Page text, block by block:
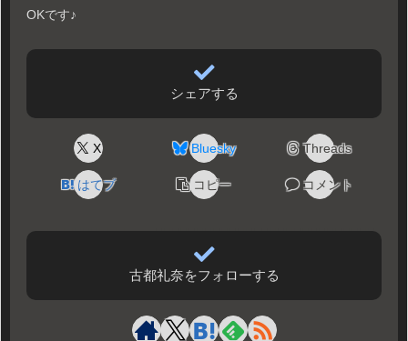
OKです♪
シェアする
X Bluesky Threads
はてブ コピー コメント
古都礼奈をフォローする